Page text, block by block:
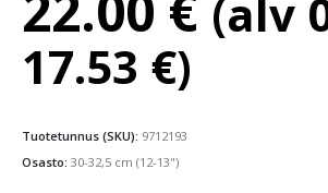
(alv
17.53 €)
Tuotetunnus (SKU): 9712193
Osasto: 30-32,5 cm (12-13")